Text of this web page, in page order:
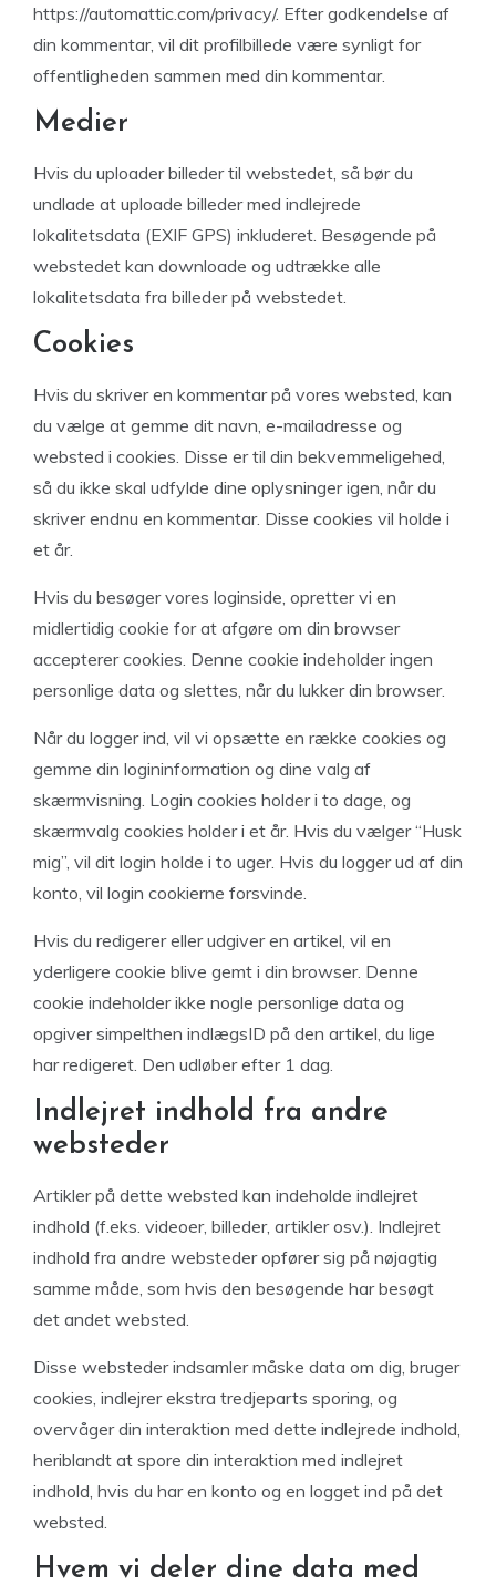
https://automattic.com/privacy/. Efter godkendelse af
din kommentar, vil dit profilbillede være synligt for
offentligheden sammen med din kommentar.
Medier
Hvis du uploader billeder til webstedet, så bør du
undlade at uploade billeder med indlejrede
lokalitetsdata (EXIF GPS) inkluderet. Besøgende på
webstedet kan downloade og udtrække alle
lokalitetsdata fra billeder på webstedet.
Cookies
Hvis du skriver en kommentar på vores websted, kan
du vælge at gemme dit navn, e-mailadresse og
websted i cookies. Disse er til din bekvemmeligehed,
så du ikke skal udfylde dine oplysninger igen, når du
skriver endnu en kommentar. Disse cookies vil holde i
et år.
Hvis du besøger vores loginside, opretter vi en
midlertidig cookie for at afgøre om din browser
accepterer cookies. Denne cookie indeholder ingen
personlige data og slettes, når du lukker din browser.
Når du logger ind, vil vi opsætte en række cookies og
gemme din logininformation og dine valg af
skærmvisning. Login cookies holder i to dage, og
skærmvalg cookies holder i et år. Hvis du vælger “Husk
mig”, vil dit login holde i to uger. Hvis du logger ud af din
konto, vil login cookierne forsvinde.
Hvis du redigerer eller udgiver en artikel, vil en
yderligere cookie blive gemt i din browser. Denne
cookie indeholder ikke nogle personlige data og
opgiver simpelthen indlægsID på den artikel, du lige
har redigeret. Den udløber efter 1 dag.
Indlejret indhold fra andre
websteder
Artikler på dette websted kan indeholde indlejret
indhold (f.eks. videoer, billeder, artikler osv.). Indlejret
indhold fra andre websteder opfører sig på nøjagtig
samme måde, som hvis den besøgende har besøgt
det andet websted.
Disse websteder indsamler måske data om dig, bruger
cookies, indlejrer ekstra tredjeparts sporing, og
overvåger din interaktion med dette indlejrede indhold,
heriblandt at spore din interaktion med indlejret
indhold, hvis du har en konto og en logget ind på det
websted.
Hvem vi deler dine data med